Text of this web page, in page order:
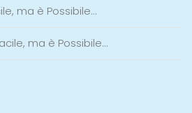
ma è Possibile…
ma è Possibile…